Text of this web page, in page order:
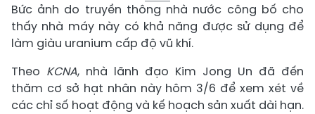
Bức ảnh do truyền thông nhà nước công bố cho
thấy nhà máy này có khả năng được sử dụng để
làm giàu uranium cấp độ vũ khí.
Theo KCNA, nhà lãnh đạo Kim Jong Un đã đến
thăm cơ sở hạt nhân này hôm 3/6 để xem xét về
các chỉ số hoạt động và kế hoạch sản xuất dài hạn.